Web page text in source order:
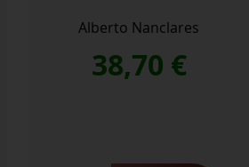
Alberto Nanclares
38,70 €